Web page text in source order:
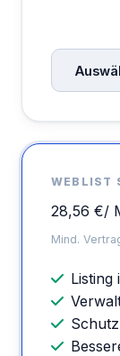
WEBLIST
28,56 €/
Mind.
Listing